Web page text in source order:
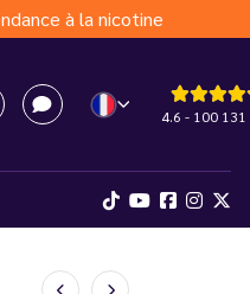
à la nicotine
4.6 - 100 131